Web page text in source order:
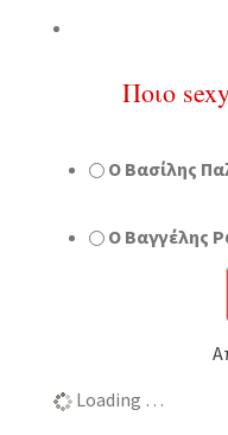
Ποιο
Ο Βασίλης
Ο Βαγγέλης
Loading …